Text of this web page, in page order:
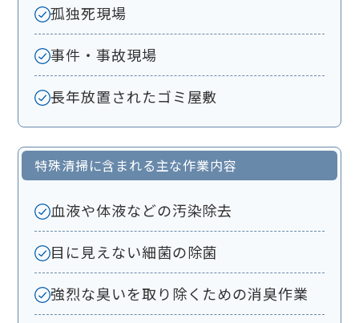
孤独死現場
事件・事故現場
長年放置されたゴミ屋敷
特殊清掃に含まれる主な作業内容
血液や体液などの汚染除去
目に見えない細菌の除菌
強烈な臭いを取り除くための消臭作業